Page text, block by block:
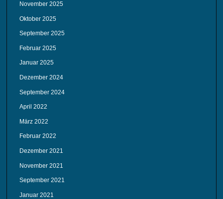
November 2025
Oktober 2025
September 2025
Februar 2025
Januar 2025
Dezember 2024
September 2024
April 2022
März 2022
Februar 2022
Dezember 2021
November 2021
September 2021
Januar 2021